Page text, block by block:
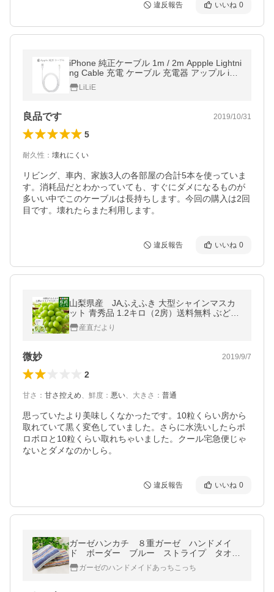
違反報告 いいね 0
iPhone 純正ケーブル 1m / 2m Appple Lightni
ng Cable 充電 ケーブル 充電器 アップル iPh
one 13 Pro Max 12 mini 11 SE3 SE XS XR i
Pad MXLY2FE/A
LiLiE
良品です 2019/10/31
5
耐久性 ： 壊れにくい
リビング、車内、家族3人の各部屋の合計5本を使っていま
す。消耗品だとわかっていても、すぐにダメになるものが
多いい中でこのケーブルは長持ちします。今回の購入は2回
目です。壊れたらまた利用します。
違反報告 いいね 0
山梨県産 JAふえふき 大型シャインマスカ
ット 青秀品 1.2キロ（2房）送料無料 ぶどう
ブドウ 種なしぶどう クール便発送爆買
産直だより
微妙 2019/9/7
2
甘さ ： 甘さ控えめ、 鮮度 ： 悪い、 大きさ ： 普通
思っていたより美味しくなかったです。10粒くらい房から
取れていて黒く変色していました。さらに水洗いしたらポ
ロポロと10粒くらい取れちゃいました。クール宅急便じゃ
ないとダメなのかしら。
違反報告 いいね 0
ガーゼハンカチ ８重ガーゼ ハンドメイ
ド ボーダー ブルー ストライプ タオ
ル プレゼント 母の日 父の日 祝 粗
品 Ｓガーゼのハンドメイドあっちこっち